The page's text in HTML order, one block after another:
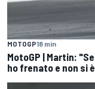
MOTOGP18 min
MotoGP | Martin:
ho frenato e non si